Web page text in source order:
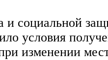
и социальной
условия
изменении